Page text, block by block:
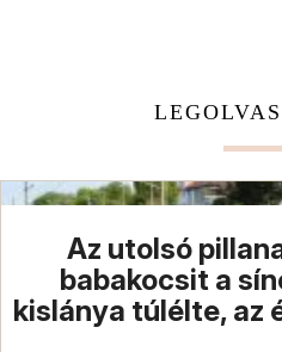
Az utolsó
babakocsit a
kislánya túlélte, az